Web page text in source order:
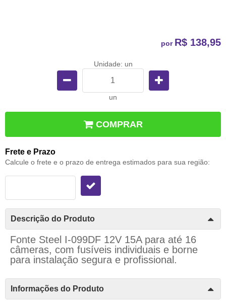
por R$ 138,95
Unidade: un
un
COMPRAR
Frete e Prazo
Calcule o frete e o prazo de entrega estimados para sua região:
Descrição do Produto
Fonte Steel I-099DF 12V 15A para até 16
câmeras, com fusíveis individuais e borne
para instalação segura e profissional.
Informações do Produto